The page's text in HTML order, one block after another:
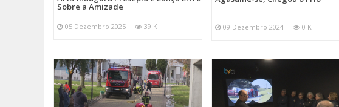
Sobre a Amizade
05 Dezembro 2025 39 K 09 Dezembro 2024 0 K